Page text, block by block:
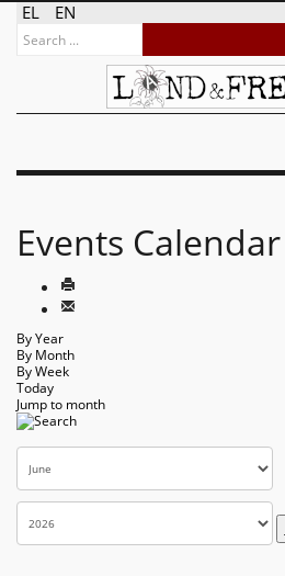
EL EN
Events Calendar
By Year
By Month
By Week
Today
Jump to month